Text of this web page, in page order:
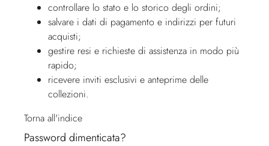
controllare lo stato e lo storico degli ordini;
salvare i dati di pagamento e indirizzi per futuri
acquisti;
gestire resi e richieste di assistenza in modo più
rapido;
ricevere inviti esclusivi e anteprime delle
collezioni.
Torna all'indice
Password dimenticata?